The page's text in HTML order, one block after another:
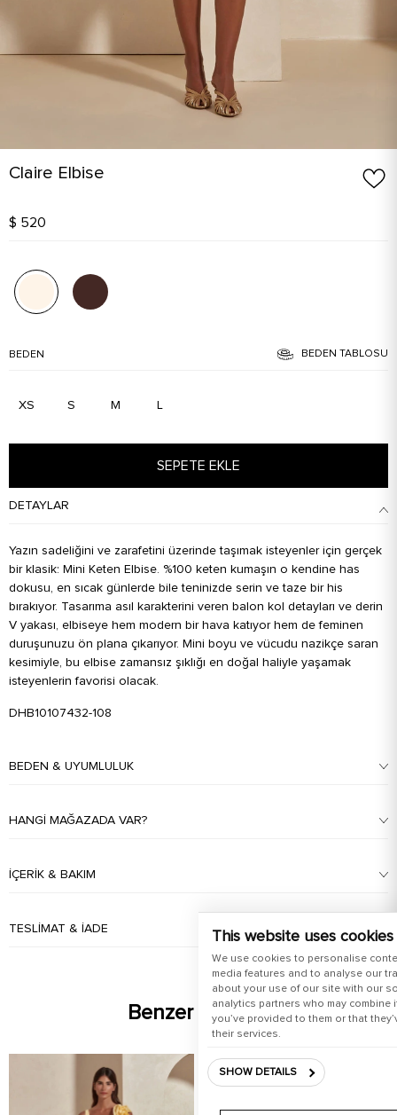
This website uses cookies
We use cookies to personalise
media features and to analyse our
about your use of our site with our
analytics partners who may
you’ve provided to them or that
their services.
SHOW DETAILS
Claire Elbise
$ 520
BEDEN BEDEN TABLOSU
XS S M L
SEPETE EKLE
DETAYLAR
Yazın sadeliğini ve zarafetini üzerinde taşımak isteyenler için gerçek
bir klasik: Mini Keten Elbise. %100 keten kumaşın o kendine has
dokusu, en sıcak günlerde bile teninizde serin ve taze bir his
bırakıyor. Tasarıma asıl karakterini veren balon kol detayları ve derin
V yakası, elbiseye hem modern bir hava katıyor hem de feminen
duruşunuzu ön plana çıkarıyor. Mini boyu ve vücudu nazikçe saran
kesimiyle, bu elbise zamansız şıklığı en doğal haliyle yaşamak
isteyenlerin favorisi olacak.
DHB10107432-108
BEDEN & UYUMLULUK
HANGI MAĞAZADA VAR?
İÇERIK & BAKIM
TESLIMAT & İADE
Benzer Ürünler